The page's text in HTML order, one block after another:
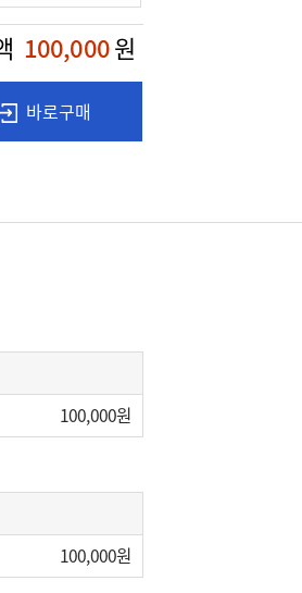
100,000원
바로구매
100,000
100,000